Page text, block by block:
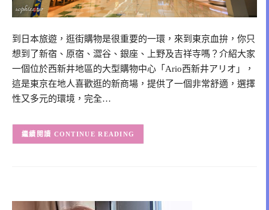
到日本旅遊，逛街購物是很重要的一環，來到東京血拚，你只
想到了新宿、原宿、澀谷、銀座、上野及吉祥寺嗎？介紹大家
一個位於西新井地區的大型購物中心「Ario西新井アリオ」，
這是東京在地人喜歡逛的新商場，提供了一個非常舒適，選擇
性又多元的環境，完全…
CONTINUE READING